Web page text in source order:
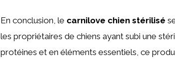
En conclusion, le carnilove chien stérilisé
les propriétaires de chiens ayant subi une
protéines et en éléments essentiels, ce